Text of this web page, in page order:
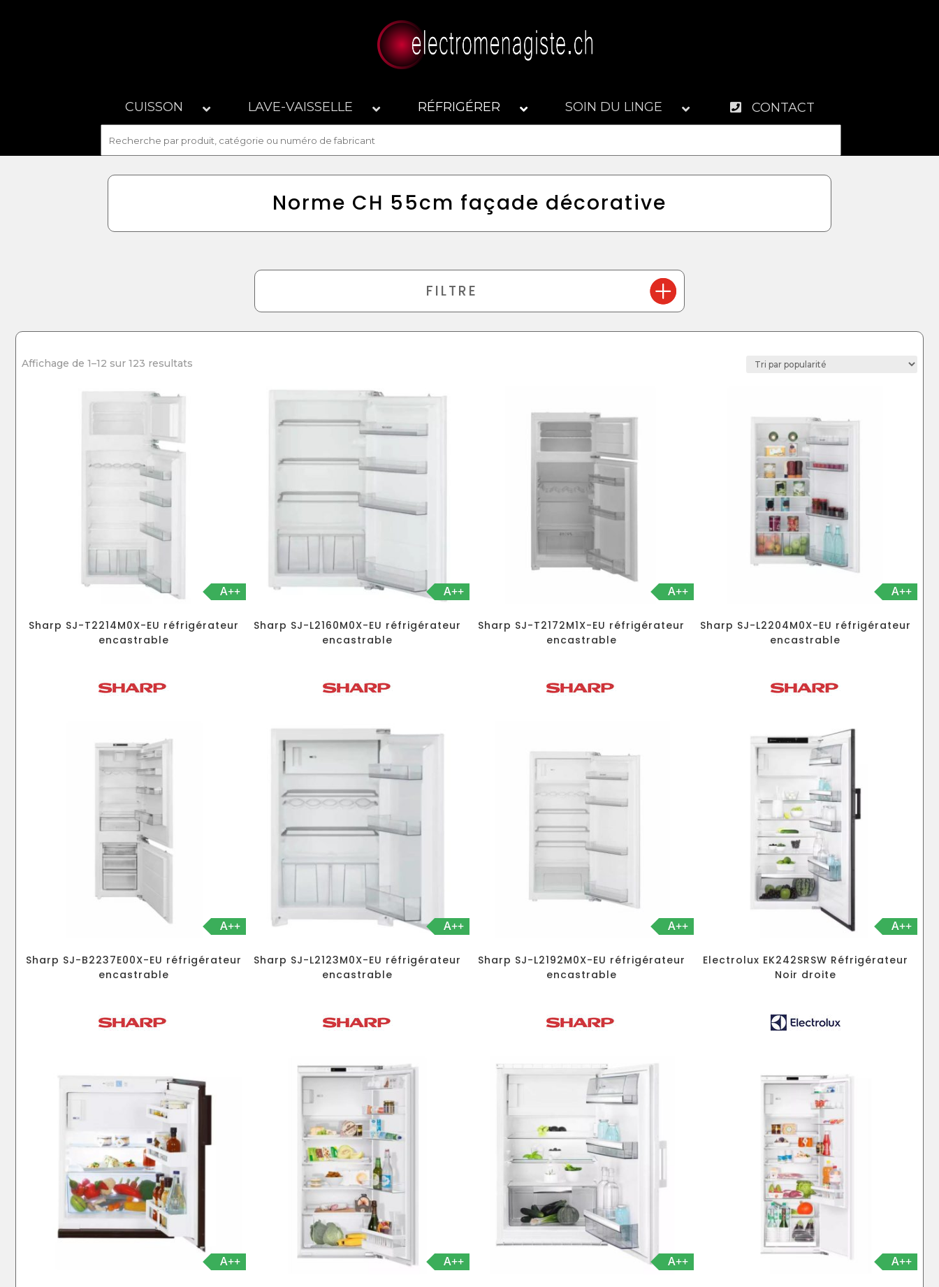
CUISSON LAVE-VAISSELLE RÉFRIGÉRER SOIN DU LINGE CONTACT
Norme CH 55cm façade décorative
FILTRE
Affichage de 1–12 sur 123 resultats
A++
Sharp SJ-T2214M0X-EU réfrigérateur
encastrable
A++
Sharp SJ-L2160M0X-EU réfrigérateur
encastrable
A++
Sharp SJ-T2172M1X-EU réfrigérateur
encastrable
A++
Sharp SJ-L2204M0X-EU réfrigérateur
encastrable
A++
Sharp SJ-B2237E00X-EU réfrigérateur
encastrable
A++
Sharp SJ-L2123M0X-EU réfrigérateur
encastrable
A++
Sharp SJ-L2192M0X-EU réfrigérateur
encastrable
A++
Electrolux EK242SRSW Réfrigérateur
Noir droite
A++ A++ A++ A++